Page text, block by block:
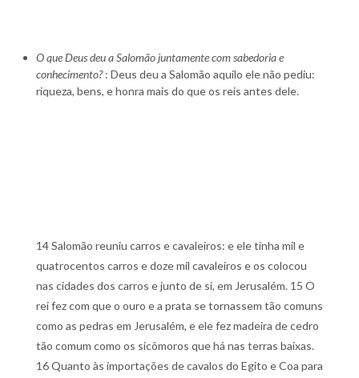
O que Deus deu a Salomão juntamente com sabedoria e
conhecimento?: Deus deu a Salomão aquilo ele não pediu:
riqueza, bens, e honra mais do que os reis antes dele.
14 Salomão reuniu carros e cavaleiros: e ele tinha mil e
quatrocentos carros e doze mil cavaleiros e os colocou
nas cidades dos carros e junto de si, em Jerusalém. 15 O
rei fez com que o ouro e a prata se tornassem tão comuns
como as pedras em Jerusalém, e ele fez madeira de cedro
tão comum como os sicômoros que há nas terras baixas.
16 Quanto às importações de cavalos do Egito e Coa para